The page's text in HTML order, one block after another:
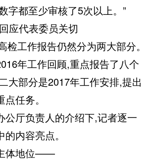
字都至少审核了5次以上。”
代表委员关切
工作报告仍然分为两大部分。
年工作回顾,重点报告了八个
大部分是2017年工作安排,提出
任务。
厅负责人的介绍下,记者逐一
内容亮点。
体地位——